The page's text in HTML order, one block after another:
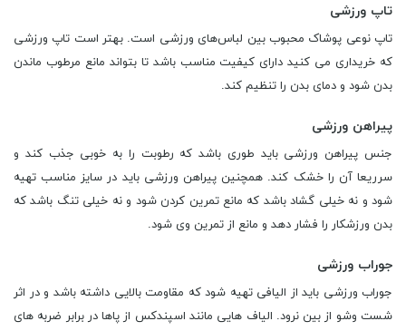
تاپ ورزشی
تاپ نوعی پوشاک محبوب بین لباس‌های ورزشی است. بهتر است تاپ‌ ورزشی
که خریداری می کنید دارای کیفیت مناسب باشد تا بتواند مانع مرطوب ماندن
بدن شود و دمای بدن را تنظیم کند.
پیراهن ورزشی
جنس پیراهن ورزشی باید طوری باشد که رطوبت را به خوبی جذب کند و
سرریعا آن را خشک کند. همچنین پیراهن ورزشی باید در سایز مناسب تهیه
شود و نه خیلی گشاد‌ باشد که مانع تمرین کردن شود و نه خیلی تنگ باشد که
بدن ورزشکار را فشار دهد و مانع از تمرین وی شود.
جوراب ورزشی
جوراب ورزشی باید‌ از الیافی تهیه شود که مقاومت بالایی داشته باشد و در اثر
شست ‌وشو از بین نرود. الیاف هایی مانند اسپند‌کس از پاها در برابر ضربه های